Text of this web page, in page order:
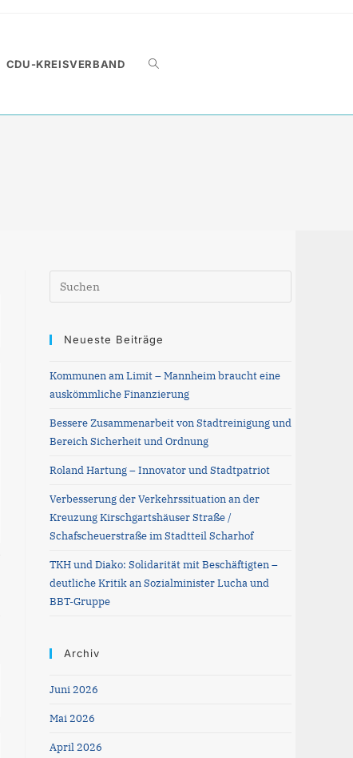
CDU-KREISVERBAND WEBSITE-
Escape
Neueste Beiträge
Kommunen am Limit – Mannheim braucht eine
auskömmliche Finanzierung
Bessere Zusammenarbeit von Stadtreinigung und
Bereich Sicherheit und Ordnung
Roland Hartung – Innovator und Stadtpatriot
Verbesserung der Verkehrssituation an der
Kreuzung Kirschgartshäuser Straße /
Schafscheuerstraße im Stadtteil Scharhof
TKH und Diako: Solidarität mit Beschäftigten –
deutliche Kritik an Sozialminister Lucha und
BBT-Gruppe
Archiv
Juni 2026
Mai 2026
April 2026